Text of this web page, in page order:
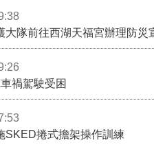
大隊前往西湖天福宮辦理防災
禍駕駛受困
SKED捲式擔架操作訓練